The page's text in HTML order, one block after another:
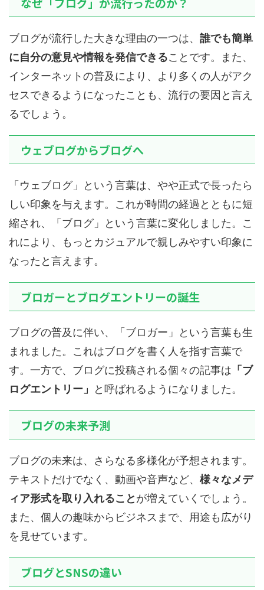
ブログが流行した大きな理由の一つは、 誰でも簡単
に自分の意見や情報を発信できることです。また、
インターネットの普及により、より多くの人がアク
セスできるようになったことも、流行の要因と言え
るでしょう。
ウェブログからブログへ
「ウェブログ」という言葉は、やや正式で長ったら
しい印象を与えます。これが時間の経過とともに短
縮され、「ブログ」という言葉に変化しました。こ
れにより、もっとカジュアルで親しみやすい印象に
なったと言えます。
ブロガーとブログエントリーの誕生
ブログの普及に伴い、「ブロガー」という言葉も生
まれました。これはブログを書く人を指す言葉で
す。一方で、ブログに投稿される個々の記事は 「ブ
ログエントリー」
と呼ばれるようになりました。
ブログの未来予測
ブログの未来は、さらなる多様化が予想されます。
テキストだけでなく、動画や音声など、 様々なメデ
ィア形式を取り入れることが増えていくでしょう。
また、個人の趣味からビジネスまで、用途も広がり
を見せています。
ブログとSNSの違い